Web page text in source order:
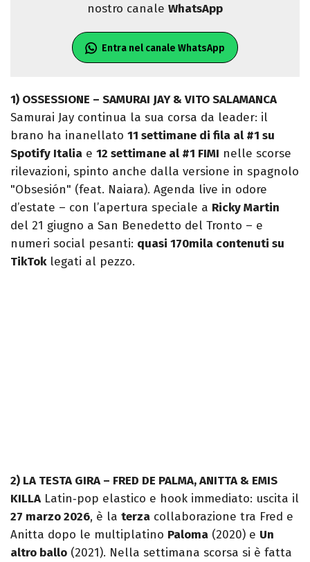
nostro canale WhatsApp
Entra nel canale WhatsApp
1) OSSESSIONE – SAMURAI JAY & VITO SALAMANCA
Samurai Jay continua la sua corsa da leader: il
brano ha inanellato 11 settimane di fila al #1 su
Spotify Italia e 12 settimane al #1 FIMI nelle scorse
rilevazioni, spinto anche dalla versione in spagnolo
"Obsesión" (feat. Naiara). Agenda live in odore
d’estate – con l’apertura speciale a Ricky Martin
del 21 giugno a San Benedetto del Tronto – e
numeri social pesanti: quasi 170mila contenuti su
TikToklegati al pezzo.
2) LA TESTA GIRA – FRED DE PALMA, ANITTA & EMIS
KILLALatin‑pop elastico e hook immediato: uscita il
27 marzo 2026, è la terza collaborazione tra Fred e
Anitta dopo le multiplatino Paloma (2020) e Un
altro ballo (2021). Nella settimana scorsa si è fatta